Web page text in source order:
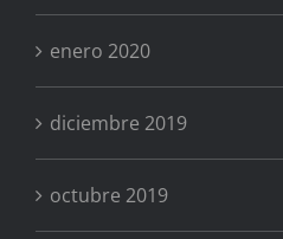
enero 2020
diciembre 2019
octubre 2019